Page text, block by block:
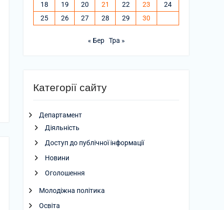
18
19 20 21 22 23
24
25
26 27 28 29 30
« Бер Тра »
Категорії сайту
Департамент
Діяльність
Доступ до публічної інформації
Новини
Оголошення
Молодіжна політика
Освіта